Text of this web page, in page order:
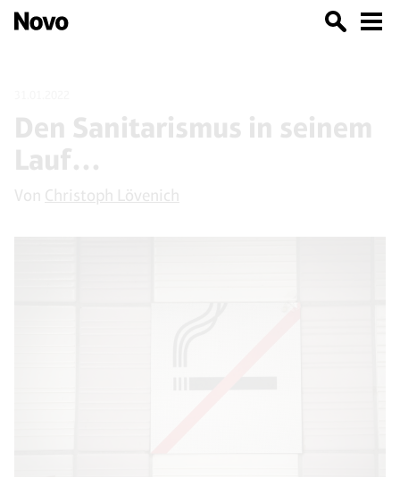
Den Sanitarismus in seinem
Lauf…
Von Christoph Lövenich